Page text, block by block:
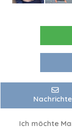
Ich möchte